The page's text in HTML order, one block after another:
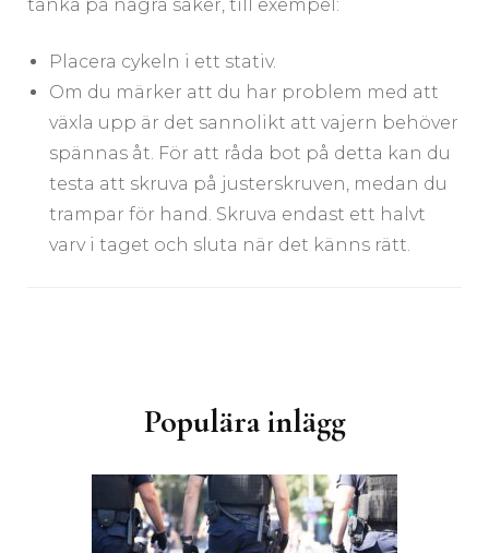
tänka på några saker, till exempel:
Placera cykeln i ett stativ.
Om du märker att du har problem med att
växla upp är det sannolikt att vajern behöver
spännas åt. För att råda bot på detta kan du
testa att skruva på justerskruven, medan du
trampar för hand. Skruva endast ett halvt
varv i taget och sluta när det känns rätt.
Populära inlägg